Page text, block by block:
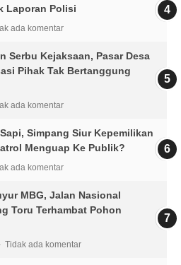
Laporan Polisi
ada komentar
Serbu Kejaksaan, Pasar Desa
Pihak Tak Bertanggung
ada komentar
Simpang Siur Kepemilikan
Menguap Ke Publik?
ada komentar
MBG, Jalan Nasional
Toru Terhambat Pohon
Tidak ada komentar